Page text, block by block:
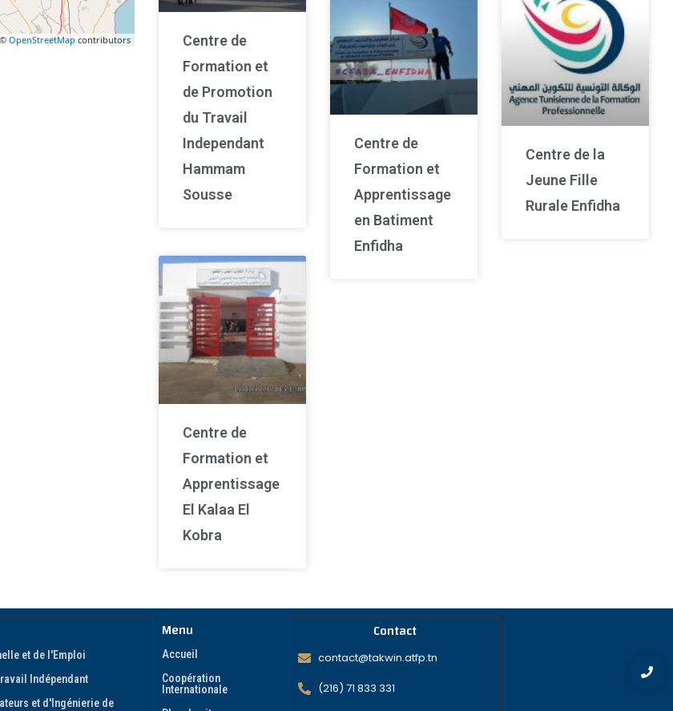
OpenStreetMap contributors
Centre de
Formation et
de Promotion
du Travail
Independant
Hammam
Sousse
Centre de
Formation et
Apprentissage
en Batiment
Enfidha
Centre de la
Jeune Fille
Rurale Enfidha
Centre de
Formation et
Apprentissage
El Kalaa El
Kobra
et de l'Emploi
Indépendant
et d'Ingénierie de
Menu
Accueil
Coopération
Internationale
Contact
contact@takwin.atfp.tn
(216) 71 833 331